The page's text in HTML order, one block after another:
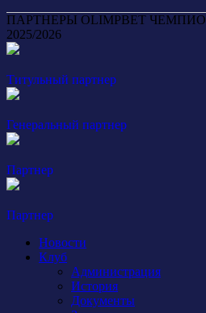
ПАРТНЕРЫ OLIMPBET
2025/2026
Титульный партнер
Генеральный партнер
Партнер
Партнер
Новости
Клуб
Администрация
История
Документы